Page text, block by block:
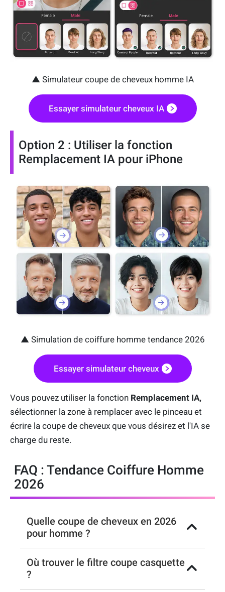
▲ Simulateur coupe de cheveux homme IA
Essayer simulateur cheveux IA
Option 2 : Utiliser la fonction
Remplacement IA pour iPhone
▲ Simulation de coiffure homme tendance 2026
Essayer simulateur cheveux
Vous pouvez utiliser la fonction Remplacement IA,
sélectionner la zone à remplacer avec le pinceau et
écrire la coupe de cheveux que vous désirez et l'IA se
charge du reste.
FAQ : Tendance Coiffure Homme
2026
Quelle coupe de cheveux en 2026
pour homme ?
Où trouver le filtre coupe casquette
?